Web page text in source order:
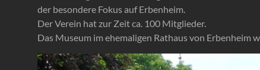
der besondere Fokus auf Erbenheim.
Der Verein hat zur Zeit ca. 100 Mitglieder.
Das Museum im ehemaligen Rathaus von Erbenheim